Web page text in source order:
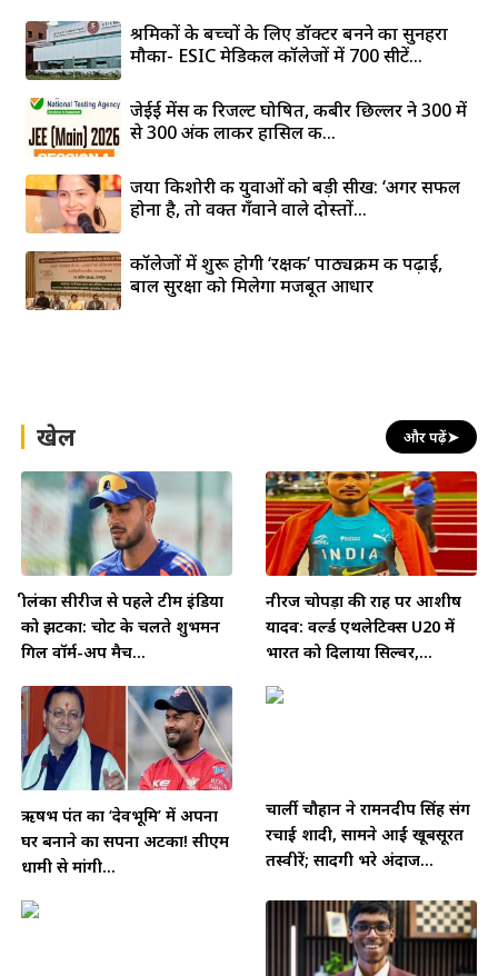
श्रमिकों के बच्चों के लिए डॉक्टर बनने का सुनहरा
मौका- ESIC मेडिकल कॉलेजों में 700 सीटें...
जेईई मेंस की रिजल्ट घोषित, कबीर छिल्लर ने 300 में
से 300 अंक लाकर हासिल की...
जया किशोरी की युवाओं को बड़ी सीख: ‘अगर सफल
होना है, तो वक्त गँवाने वाले दोस्तों...
कॉलेजों में शुरू होगी ‘रक्षक’ पाठ्यक्रम की पढ़ाई,
बाल सुरक्षा को मिलेगा मजबूत आधार
खेल और पढ़ें➤
श्रीलंका सीरीज से पहले टीम इंडिया
को झटका: चोट के चलते शुभमन
गिल वॉर्म-अप मैच...
नीरज चोपड़ा की राह पर आशीष
यादव: वर्ल्ड एथलेटिक्स U20 में
भारत को दिलाया सिल्वर,...
ऋषभ पंत का ‘देवभूमि’ में अपना
घर बनाने का सपना अटका! सीएम
धामी से मांगी...
चार्ली चौहान ने रामनदीप सिंह संग
रचाई शादी, सामने आईं खूबसूरत
तस्वीरें; सादगी भरे अंदाज...